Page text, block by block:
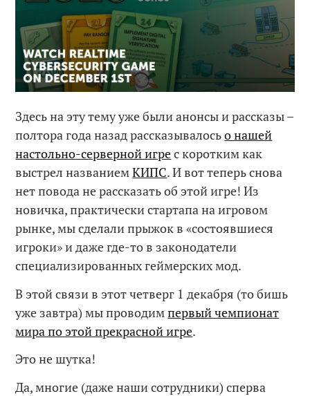
Здесь на эту тему уже были анонсы и рассказы –
полтора года назад рассказывалосьо нашей
настольно-серверной игрес коротким как
выстрел названиемКИПС. И вот теперь снова
нет повода не рассказать об этой игре! Из
новичка, практически стартапа на игровом
рынке, мы сделали прыжок в «состоявшиеся
игроки» и даже где-то в законодатели
специализированных геймерских мод.
В этой связи в этот четверг 1 декабря (то бишь
уже завтра) мы проводимпервый чемпионат
мира по этой прекрасной игре.
Это не шутка!
Да, многие (даже наши сотрудники) сперва